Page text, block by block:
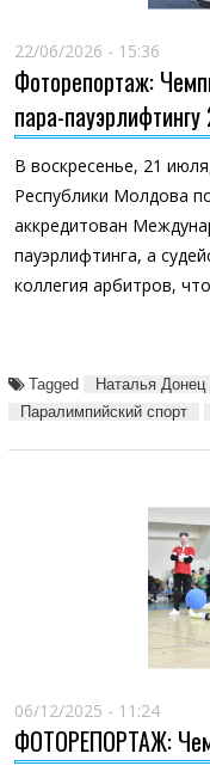
22/06/2026 - 15:36
Фоторепортаж:
пара-
В воскресенье, 21
Республики Молдова
аккредитован
пауэрлифтинга, а
коллегия арбитров,
Tagged Наталья Донец
Паралимпийский спорт
06/12/2025 - 11:24
ФОТОРЕПОРТАЖ: